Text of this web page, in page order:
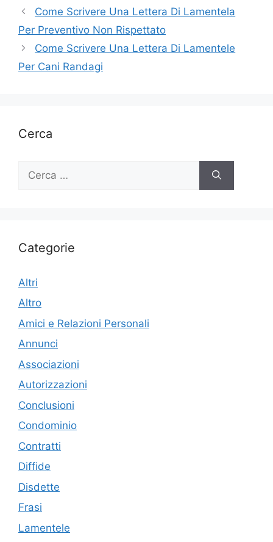
Come Scrivere Una Lettera Di Lamentela
Per Preventivo Non Rispettato
Come Scrivere Una Lettera Di Lamentele
Per Cani Randagi
Cerca
per:
Categorie
Altri
Altro
Amici e Relazioni Personali
Annunci
Associazioni
Autorizzazioni
Conclusioni
Condominio
Contratti
Diffide
Disdette
Frasi
Lamentele